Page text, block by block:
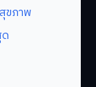
ขภาพ